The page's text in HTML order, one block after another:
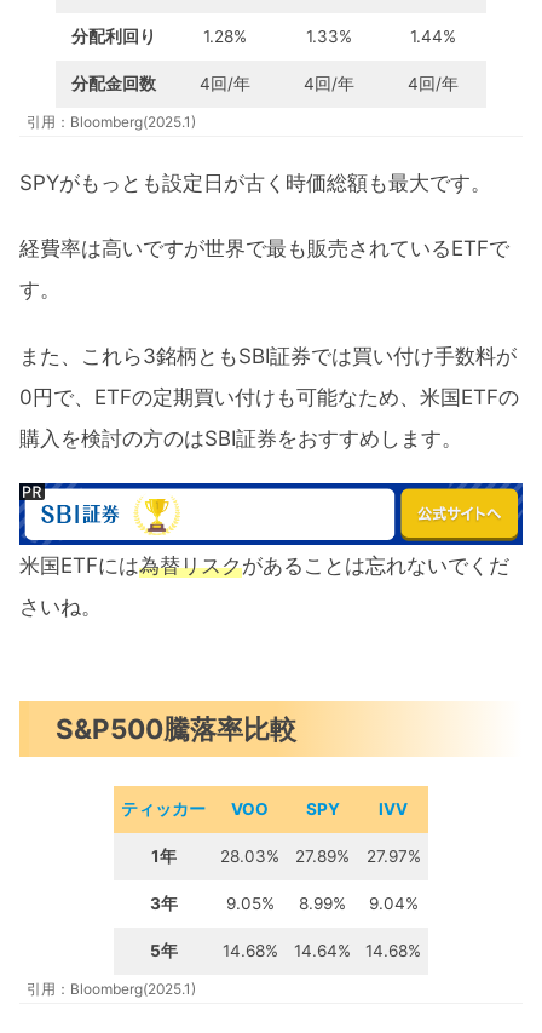
分配利回り 1.28% 1.33% 1.44%
分配金回数 4回/年 4回/年 4回/年
引用：Bloomberg(2025.1)
SPYがもっとも設定日が古く時価総額も最大です。
経費率は高いですが世界で最も販売されているETFで
す。
また、これら3銘柄ともSBI証券では買い付け手数料が
0円で、ETFの定期買い付けも可能なため、米国ETFの
購入を検討の方のはSBI証券をおすすめします。
米国ETFには為替リスクがあることは忘れないでくだ
さいね。
S&P500騰落率比較
ティッカー VOO SPY IVV
1年 28.03% 27.89% 27.97%
3年 9.05% 8.99% 9.04%
5年 14.68% 14.64% 14.68%
引用：Bloomberg(2025.1)